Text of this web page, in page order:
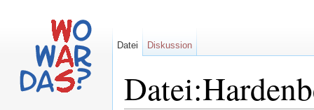
Datei Diskussion